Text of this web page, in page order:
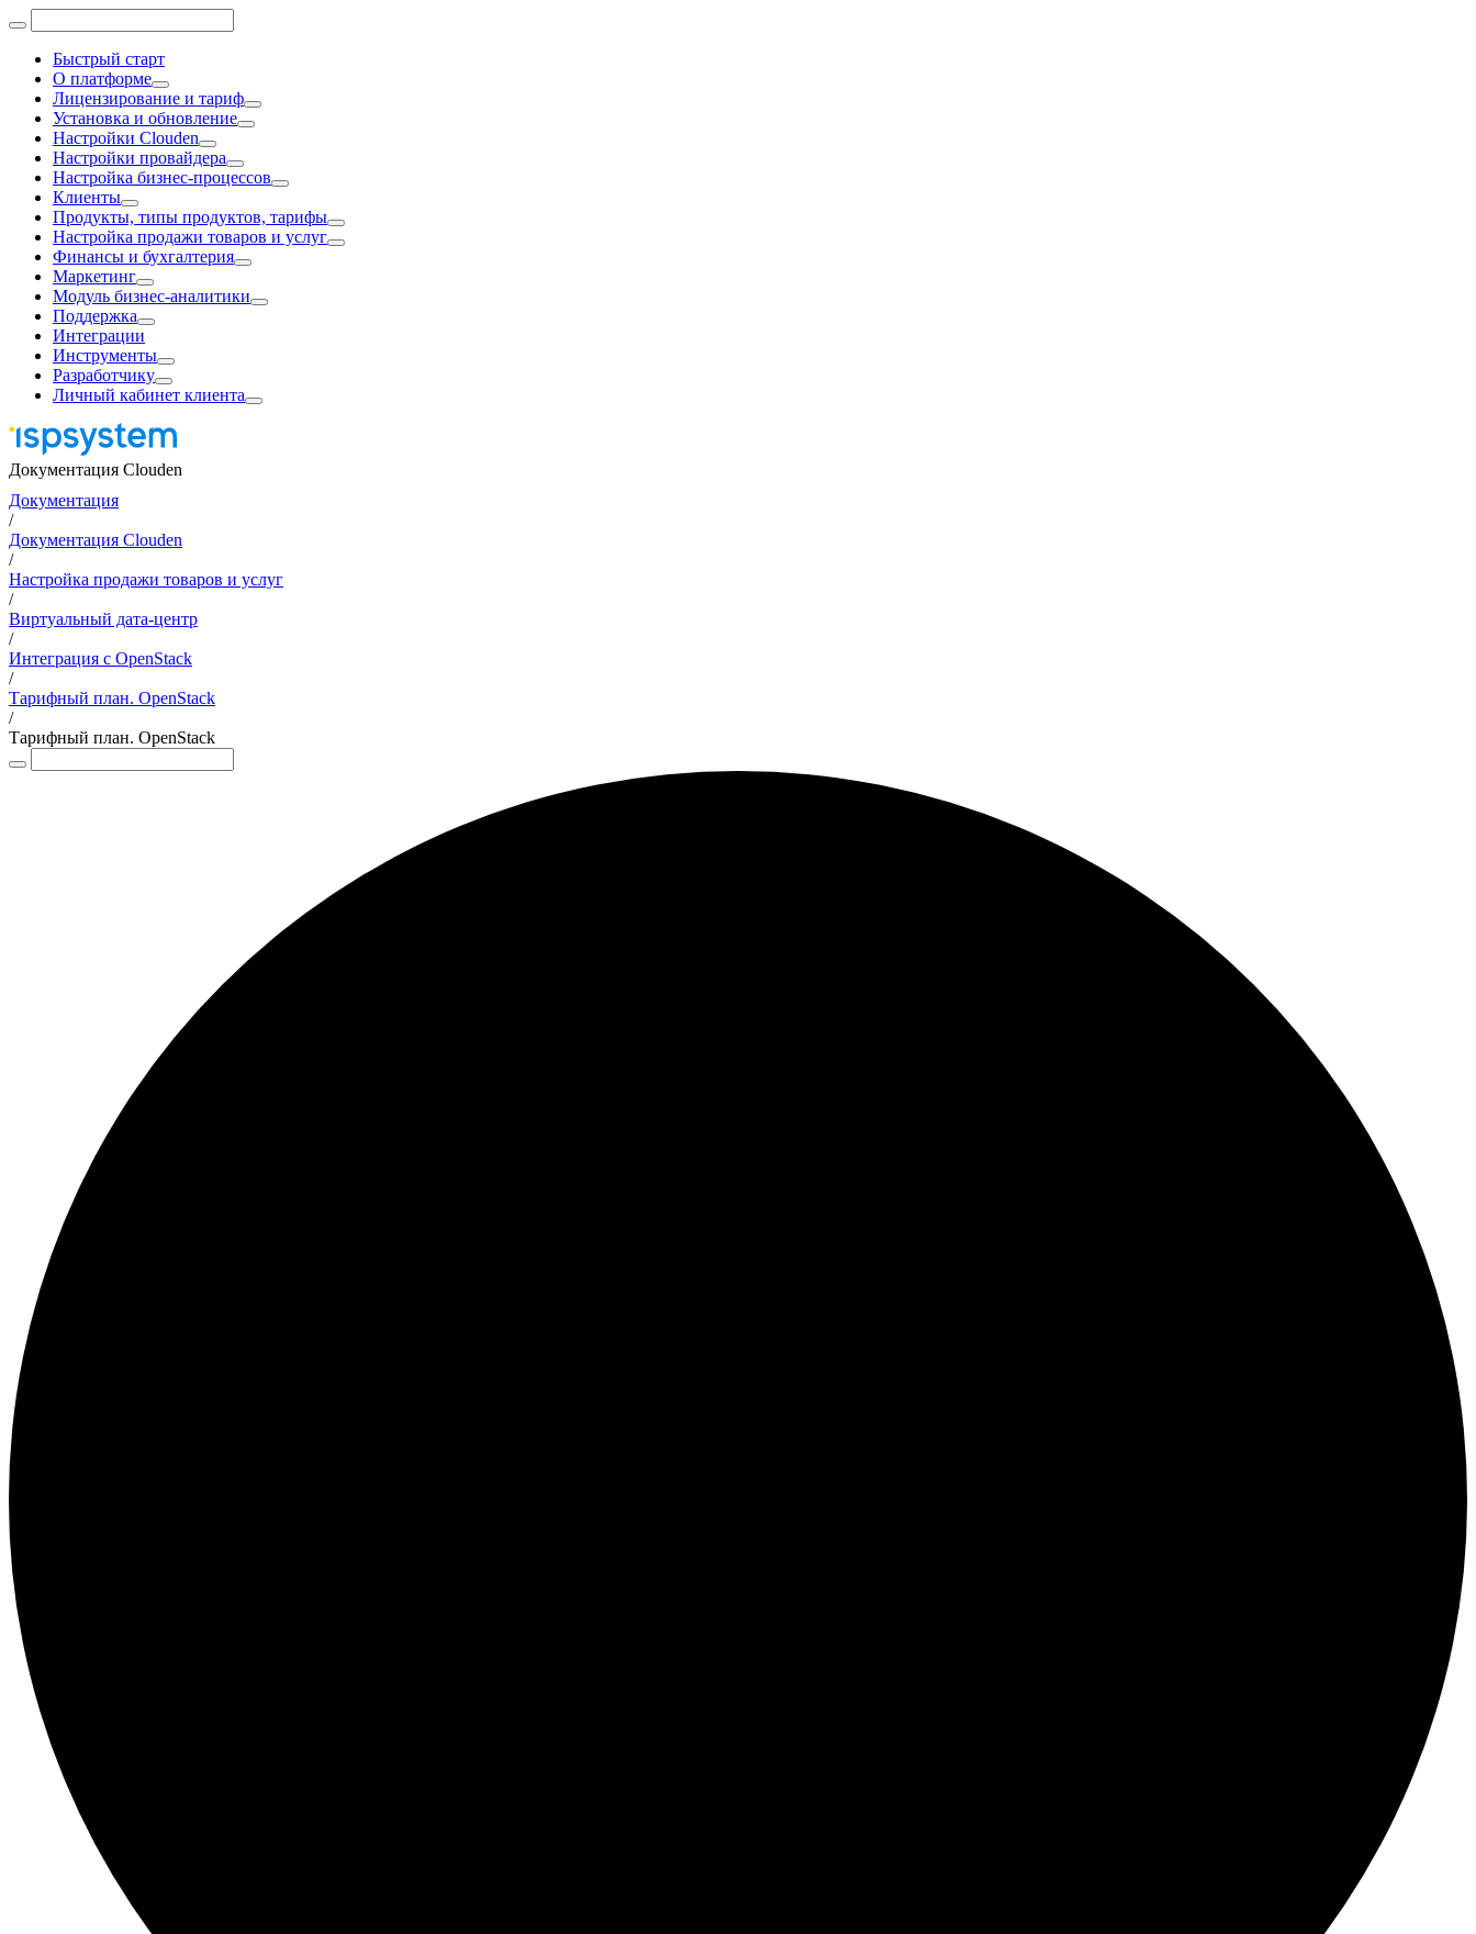
Быстрый старт
О платформе
Лицензирование и тариф
Установка и обновление
Настройки Clouden
Настройки провайдера
Настройка бизнес-процессов
Клиенты
Продукты, типы продуктов, тарифы
Настройка продажи товаров и услуг
Финансы и бухгалтерия
Маркетинг
Модуль бизнес-аналитики
Поддержка
Интеграции
Инструменты
Разработчику
Личный кабинет клиента
Документация Clouden
Документация
/
Документация Clouden
/
Настройка продажи товаров и услуг
/
Виртуальный дата-центр
/
Интеграция с OpenStack
/
Тарифный план. OpenStack
/
Тарифный план. OpenStack